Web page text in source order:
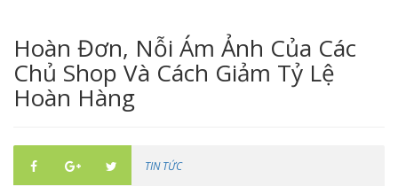
Hoàn Đơn, Nỗi Ám Ảnh Của Các
Chủ Shop Và Cách Giảm Tỷ Lệ
Hoàn Hàng
TIN TỨC